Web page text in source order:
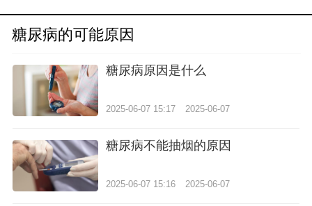
糖尿病的可能原因
糖尿病原因是什么
2025-06-07 15:17 2025-06-07
糖尿病不能抽烟的原因
2025-06-07 15:16 2025-06-07